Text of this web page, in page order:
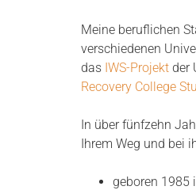
Meine beruflichen
verschiedenen
das IWS-Projekt der
Recovery College
In über fünfzehn
Ihrem Weg und bei
geboren 1985